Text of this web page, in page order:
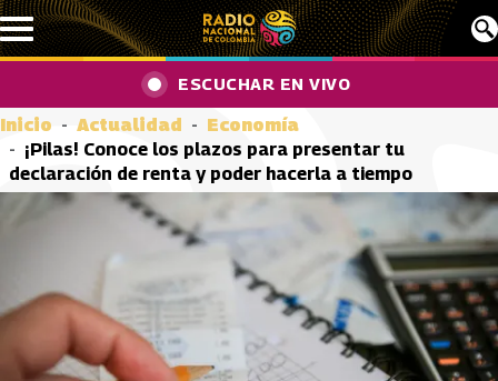
Pasar al contenido principal
ESCUCHAR EN VIVO
Inicio Actualidad
Economía
¡Pilas! Conoce los plazos para presentar tu
declaración de renta y poder hacerla a tiempo